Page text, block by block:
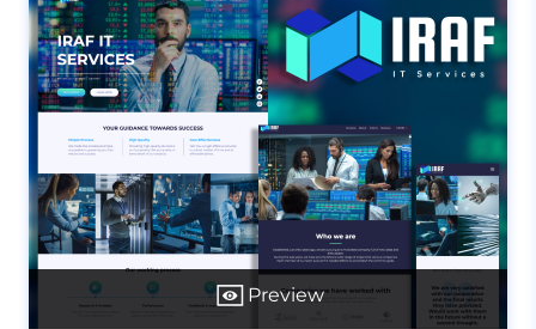
Preview